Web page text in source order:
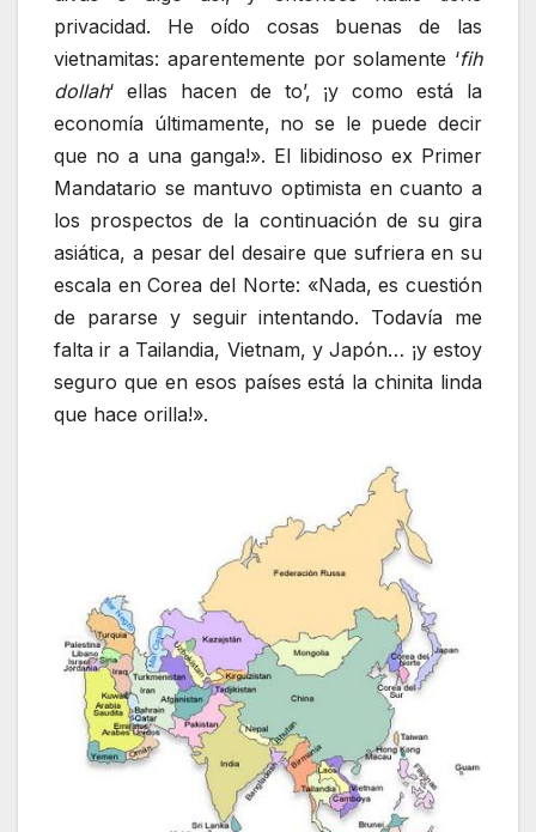
privacidad. He oído cosas buenas de las
vietnamitas: aparentemente por solamente ‘fih
dollah‘ ellas hacen de to’, ¡y como está la
economía últimamente, no se le puede decir
que no a una ganga!». El libidinoso ex Primer
Mandatario se mantuvo optimista en cuanto a
los prospectos de la continuación de su gira
asiática, a pesar del desaire que sufriera en su
escala en Corea del Norte: «Nada, es cuestión
de pararse y seguir intentando. Todavía me
falta ir a Tailandia, Vietnam, y Japón… ¡y estoy
seguro que en esos países está la chinita linda
que hace orilla!».